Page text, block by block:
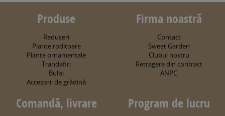
Produse
Reduceri
Plante roditoare
Plante ornamentale
Trandafiri
Bulbi
Accesorii de grădină
Firma noastră
Contact
Sweet Garden
Clubul nostru
Retragere din contract
ANPC
Comandă, livrare Program de lucru